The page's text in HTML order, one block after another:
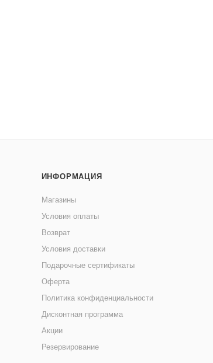
ИНФОРМАЦИЯ
Магазины
Условия оплаты
Возврат
Условия доставки
Подарочные сертификаты
Оферта
Политика конфиденциальности
Дисконтная программа
Акции
Резервирование